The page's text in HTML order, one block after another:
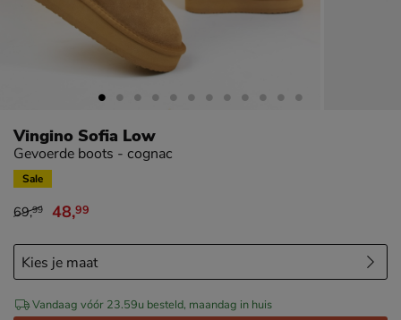
Vingino Sofia Low
Gevoerde boots - cognac
Sale
van € 69,99 voor € 48,99
69,99 48,99
Vandaag vóór 23.59u besteld, maandag in huis